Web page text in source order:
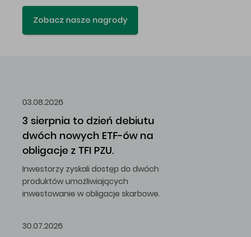
Zobacz nasze nagrody
03.08.2026
3 sierpnia to dzień debiutu
dwóch nowych ETF-ów na
obligacje z TFI PZU.
Inwestorzy zyskali dostęp do dwóch
produktów umożliwiających
inwestowanie w obligacje skarbowe.
30.07.2026